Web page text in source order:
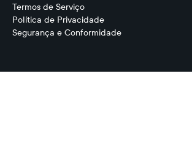
Termos de Serviço
Política de Privacidade
Segurança e Conformidade